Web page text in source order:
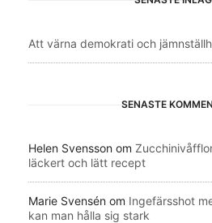
Att värna demokrati och
SENASTE
Helen Svensson om
läckert och lätt recept
Marie Svensén om Ingefärsshot
kan man hålla sig stark